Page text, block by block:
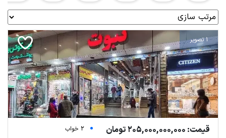
1 تصویر
قیمت: 205,000,000,000 تومان
2 خواب